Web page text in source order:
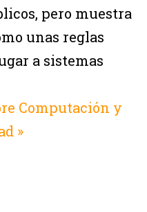
pero muestra
unas reglas
a sistemas
Computación y
»